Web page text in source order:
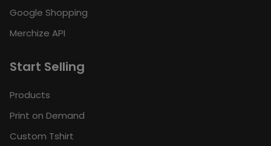
Google Shopping
Merchize API
Start Selling
Products
Print on Demand
Custom Tshirt